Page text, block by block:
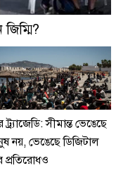
সীমান্ত ভেঙেছে
নয়, ভেঙেছে ডিজিটাল
প্রতিরোধও